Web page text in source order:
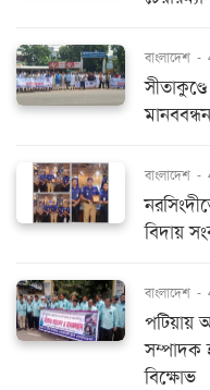
বাংলাদেশ -
বাংলাদেশ -
বিদায়
বাংলাদেশ -
পটিয়ায়
সম্পাদক
বিক্ষোভ